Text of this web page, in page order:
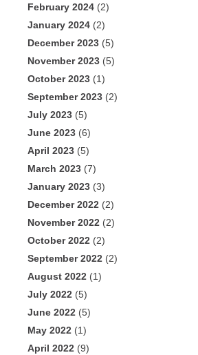
February 2024 (2)
January 2024 (2)
December 2023 (5)
November 2023 (5)
October 2023 (1)
September 2023 (2)
July 2023 (5)
June 2023 (6)
April 2023 (5)
March 2023 (7)
January 2023 (3)
December 2022 (2)
November 2022 (2)
October 2022 (2)
September 2022 (2)
August 2022 (1)
July 2022 (5)
June 2022 (5)
May 2022 (1)
April 2022 (9)